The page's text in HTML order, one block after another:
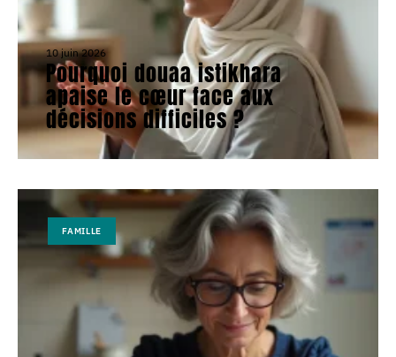
10 juin 2026
Pourquoi douaa istikhara
apaise le cœur face aux
décisions difficiles ?
FAMILLE